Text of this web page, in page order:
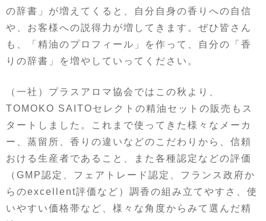
の辞書」が増えてくると、自分自身の香りへの自信
や、お客様への説得力が増してきます。ぜひ皆さん
も、「精油のプロフィール」を作って、自分の「香
りの辞書」を増やしていってください。
（一社）プラスアロマ協会ではこの秋より、
TOMOKO SAITOセレクトの精油セットの販売もス
タートしました。これまで使ってきた様々なメーカ
ー、蒸留所、香りの違いなどのこだわりから、信頼
おける生産者であること、また各種認定などの評価
（GMP認定、フェアトレード認定、フランス政府か
らのexcellent評価など）調香の組み立てやすさ、使
いやすい価格帯など、様々な角度からみて選んだ精